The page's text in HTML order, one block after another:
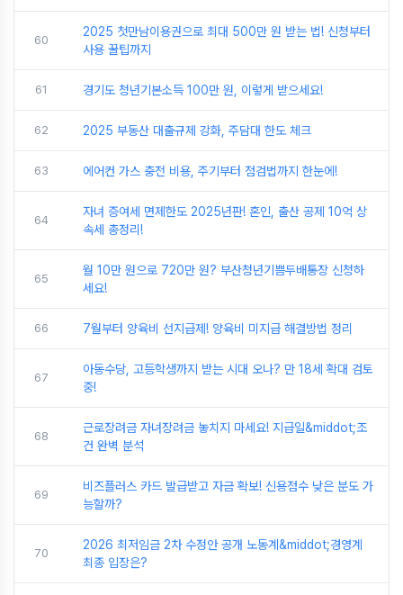
60
2025 첫만남이용권으로 최대 500만 원 받는 법! 신청부터
사용 꿀팁까지
61 경기도 청년기본소득 100만 원, 이렇게 받으세요!
62 2025 부동산 대출규제 강화, 주담대 한도 체크
63 에어컨 가스 충전 비용, 주기부터 점검법까지 한눈에!
64
자녀 증여세 면제한도 2025년판! 혼인, 출산 공제 10억 상
속세 총정리!
65
월 10만 원으로 720만 원? 부산청년기쁨두배통장 신청하
세요!
66 7월부터 양육비 선지급제! 양육비 미지급 해결방법 정리
67
아동수당, 고등학생까지 받는 시대 오나? 만 18세 확대 검토
중!
68
근로장려금 자녀장려금 놓치지 마세요! 지급일&middot;조
건 완벽 분석
69
비즈플러스 카드 발급받고 자금 확보! 신용점수 낮은 분도 가
능할까?
70
2026 최저임금 2차 수정안 공개 노동계&middot;경영계
최종 입장은?